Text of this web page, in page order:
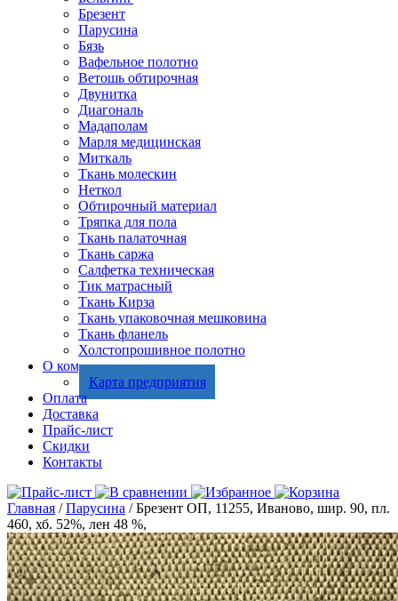
Брезент
Парусина
Бязь
Вафельное полотно
Ветошь обтирочная
Двунитка
Диагональ
Мадаполам
Марля медицинская
Миткаль
Ткань молескин
Неткол
Обтирочный материал
Тряпка для пола
Ткань палаточная
Ткань саржа
Салфетка техническая
Тик матрасный
Ткань Кирза
Ткань упаковочная мешковина
Ткань фланель
Холстопрошивное полотно
О компании
Карта предприятия
Оплата
Доставка
Прайс-лист
Скидки
Контакты
Главная /Парусина / Брезент ОП, 11255, Иваново, шир. 90, пл.
460, хб. 52%, лен 48 %,